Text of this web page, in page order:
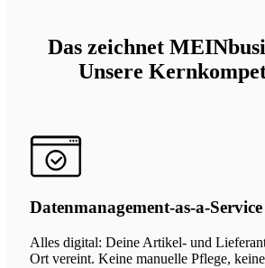
Das zeichnet
Unsere
Datenmanagement-as-a-Service
Alles digital: Deine Artikel- und
Ort vereint. Keine manuelle Pflege,